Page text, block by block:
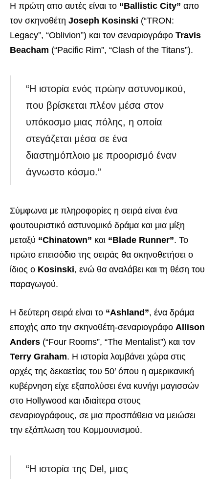
Η πρώτη απο αυτές είναι το “Ballistic City” απο
τον σκηνοθέτη Joseph Kosinski (“TRON:
Legacy”, “Oblivion”) και τον σεναριογράφο Travis
Beacham (“Pacific Rim”, “Clash of the Titans”).
“Η ιστορία ενός πρώην αστυνομικού,
που βρίσκεται πλέον μέσα στον
υπόκοσμο μιας πόλης, η οποία
στεγάζεται μέσα σε ένα
διαστημόπλοιο με προορισμό έναν
άγνωστο κόσμο.”
Σύμφωνα με πληροφορίες η σειρά είναι ένα
φουτουριστικό αστυνομικό δράμα και μια μίξη
μεταξύ “Chinatown” και “Blade Runner”. Το
πρώτο επεισόδιο της σειράς θα σκηνοθετήσει ο
ίδιος ο Kosinski, ενώ θα αναλάβει και τη θέση του
παραγωγού.
Η δεύτερη σειρά είναι το “Ashland”, ένα δράμα
εποχής απο την σκηνοθέτη-σεναριογράφο Allison
Anders (“Four Rooms”, “The Mentalist”) και τον
Terry Graham. Η ιστορία λαμβάνει χώρα στις
αρχές της δεκαετίας του 50′ όπου η αμερικανική
κυβέρνηση είχε εξαπολύσει ένα κυνήγι μαγισσών
στο Hollywood και ιδιαίτερα στους
σεναριογράφους, σε μια προσπάθεια να μειώσει
την εξάπλωση του Κομμουνισμού.
“Η ιστορία της Del, μιας